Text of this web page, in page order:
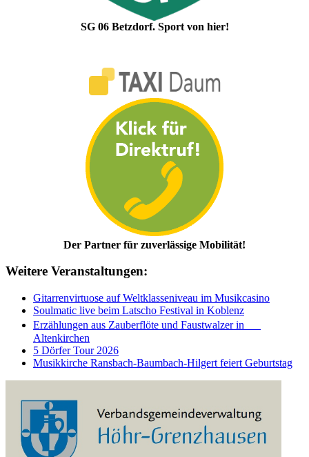
SG 06 Betzdorf. Sport von hier!
Der Partner für zuverlässige Mobilität!
Weitere Veranstaltungen:
Gitarrenvirtuose auf Weltklasseniveau im Musikcasino
Soulmatic live beim Latscho Festival in Koblenz
Erzählungen aus Zauberflöte und Faustwalzer in
Altenkirchen
5 Dörfer Tour 2026
Musikkirche Ransbach-Baumbach-Hilgert feiert Geburtstag